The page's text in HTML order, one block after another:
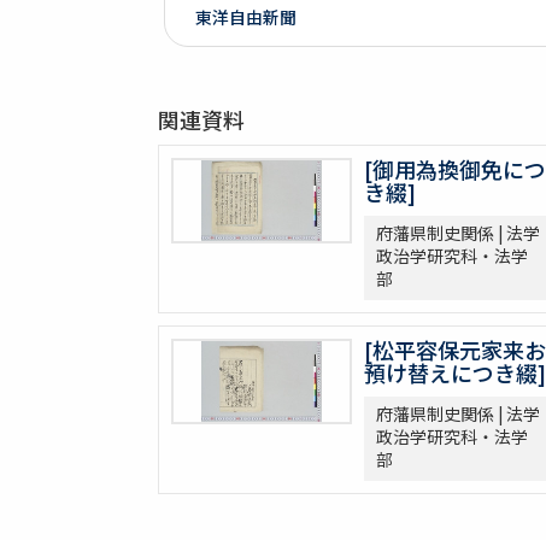
東洋自由新聞
関連資料
[御用為換御免につ
き綴]
府藩県制史関係 | 法学
政治学研究科・法学
部
[松平容保元家来お
預け替えにつき綴]
府藩県制史関係 | 法学
政治学研究科・法学
部